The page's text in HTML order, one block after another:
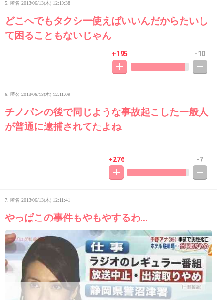
5. 匿名 2013/06/13(木) 12:10:38
どこへでもタクシー使えばいいんだからたいし
て困ることもないじゃん
+195 -10
6. 匿名 2013/06/13(木) 12:11:09
チノパンの後で同じような事故起こした一般人
が普通に逮捕されてたよね
+276 -7
7. 匿名 2013/06/13(木) 12:11:41
やっぱこの事件もやもやするわ…